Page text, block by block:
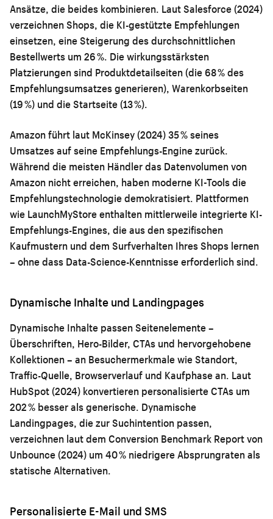
Ansätze, die beides kombinieren. Laut Salesforce (2024)
verzeichnen Shops, die KI-gestützte Empfehlungen
einsetzen, eine Steigerung des durchschnittlichen
Bestellwerts um 26 %. Die wirkungsstärksten
Platzierungen sind Produktdetailseiten (die 68 % des
Empfehlungsumsatzes generieren), Warenkorbseiten
(19 %) und die Startseite (13 %).
Amazon führt laut McKinsey (2024) 35 % seines
Umsatzes auf seine Empfehlungs-Engine zurück.
Während die meisten Händler das Datenvolumen von
Amazon nicht erreichen, haben moderne KI-Tools die
Empfehlungstechnologie demokratisiert. Plattformen
wie LaunchMyStore enthalten mittlerweile integrierte KI-
Empfehlungs-Engines, die aus den spezifischen
Kaufmustern und dem Surfverhalten Ihres Shops lernen
– ohne dass Data-Science-Kenntnisse erforderlich sind.
Dynamische Inhalte und Landingpages
Dynamische Inhalte passen Seitenelemente –
Überschriften, Hero-Bilder, CTAs und hervorgehobene
Kollektionen – an Besuchermerkmale wie Standort,
Traffic-Quelle, Browserverlauf und Kaufphase an. Laut
HubSpot (2024) konvertieren personalisierte CTAs um
202 % besser als generische. Dynamische
Landingpages, die zur Suchintention passen,
verzeichnen laut dem Conversion Benchmark Report von
Unbounce (2024) um 40 % niedrigere Absprungraten als
statische Alternativen.
Personalisierte E-Mail und SMS